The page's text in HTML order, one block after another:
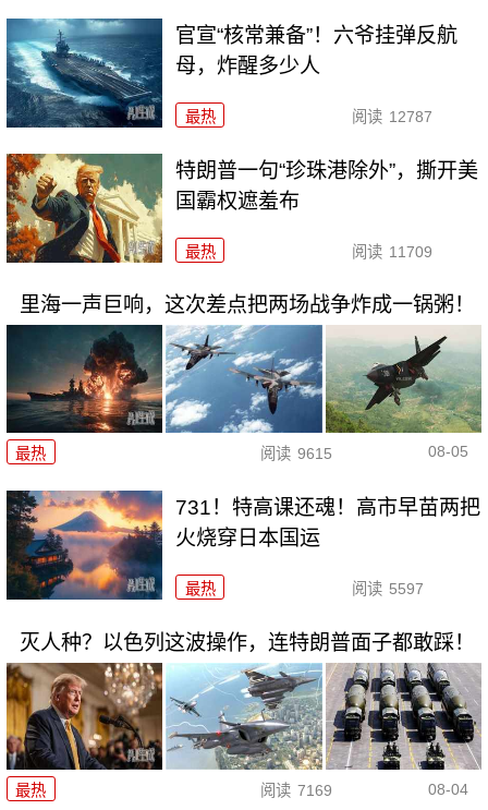
官宣“核常兼备”！六爷挂弹反航
母，炸醒多少人
最热 阅读 12787
特朗普一句“珍珠港除外”，撕开美
国霸权遮羞布
最热 阅读 11709
里海一声巨响，这次差点把两场战争炸成一锅粥！
最热 阅读 9615 08-05
731！特高课还魂！高市早苗两把
火烧穿日本国运
最热 阅读 5597
灭人种？以色列这波操作，连特朗普面子都敢踩！
最热 阅读 7169 08-04